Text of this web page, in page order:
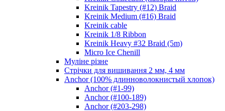
Kreinik Tapestry (#12) Braid
Kreinik Medium (#16) Braid
Kreinik cable
Kreinik 1/8 Ribbon
Kreinik Heavy #32 Braid (5m)
Micro Ice Chenill
Муліне різне
Стрічки для вишивання 2 мм, 4 мм
Anchor (100% длинноволокнистый хлопок)
Anchor (#1-99)
Anchor (#100-189)
Anchor (#203-298)